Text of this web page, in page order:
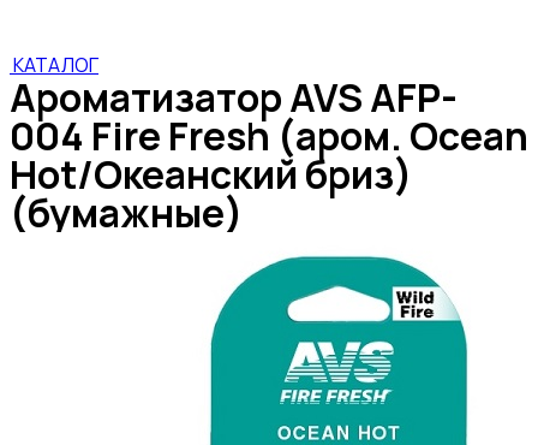
КАТАЛОГ
Ароматизатор AVS AFP-
004 Fire Fresh (аром. Ocean
Hot/Океанский бриз)
(бумажные)